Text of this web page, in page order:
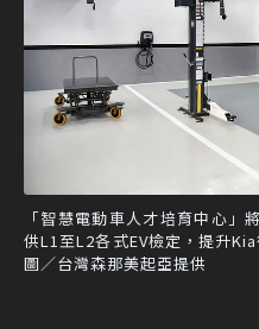
「智慧電動車人才培育中心」
供L1至L2各式EV檢定，提升
圖／台灣森那美起亞提供